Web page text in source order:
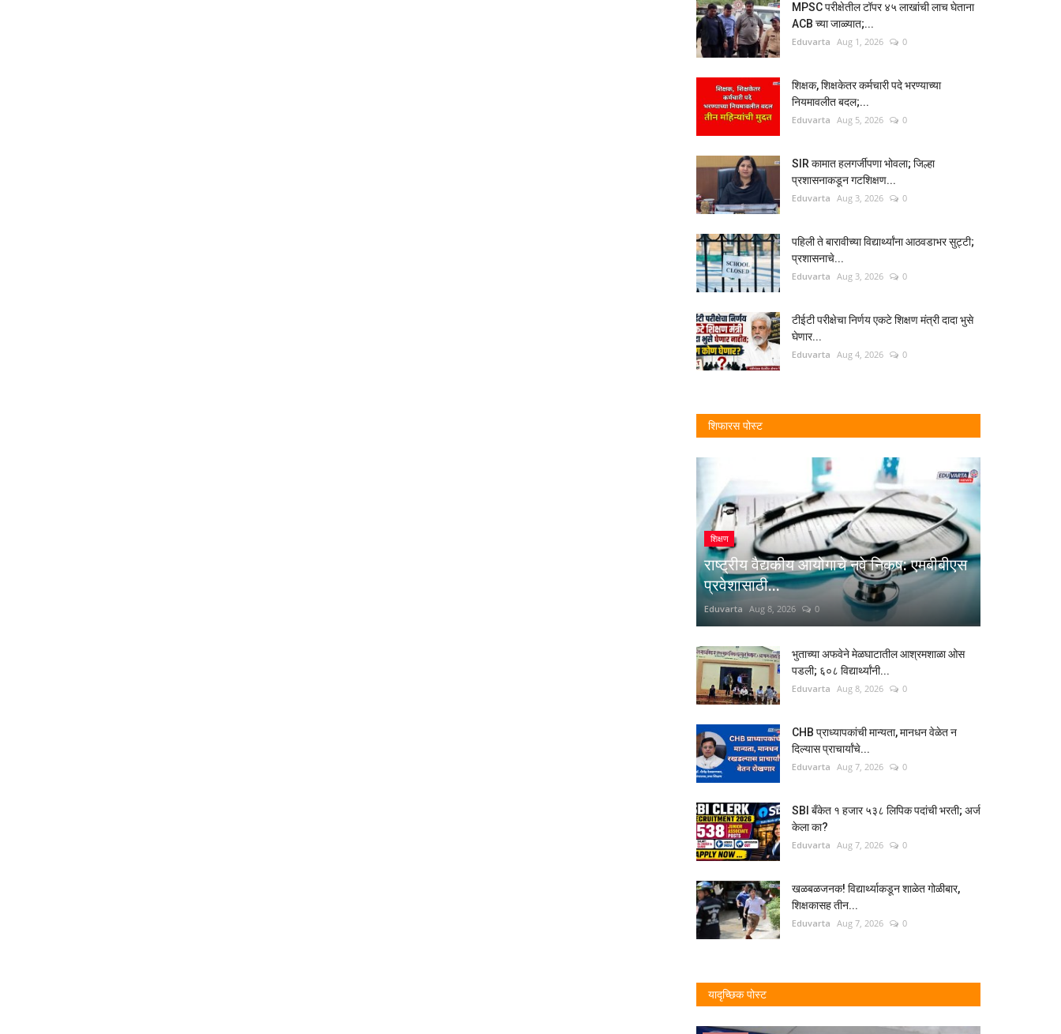
MPSC परीक्षेतील टॉपर ४५ लाखांची लाच घेताना
ACB च्या जाळ्यात;...
Eduvarta Aug 1, 2026 0
शिक्षक, शिक्षकेतर कर्मचारी पदे भरण्याच्या
नियमावलीत बदल;...
Eduvarta Aug 5, 2026 0
SIR कामात हलगर्जीपणा भोवला; जिल्हा
प्रशासनाकडून गटशिक्षण...
Eduvarta Aug 3, 2026 0
पहिली ते बारावीच्या विद्यार्थ्यांना आठवडाभर सुट्टी;
प्रशासनाचे...
Eduvarta Aug 3, 2026 0
टीईटी परीक्षेचा निर्णय एकटे शिक्षण मंत्री दादा भुसे
घेणार...
Eduvarta Aug 4, 2026 0
शिफारस पोस्ट
शिक्षण
राष्ट्रीय वैद्यकीय आयोगाचे नवे निकष: एमबीबीएस
प्रवेशासाठी...
Eduvarta Aug 8, 2026 0
भुताच्या अफवेने मेळघाटातील आश्रमशाळा ओस
पडली; ६०८ विद्यार्थ्यांनी...
Eduvarta Aug 8, 2026 0
CHB प्राध्यापकांची मान्यता, मानधन वेळेत न
दिल्यास प्राचार्यांचे...
Eduvarta Aug 7, 2026 0
SBI बँकेत १ हजार ५३८ लिपिक पदांची भरती; अर्ज
केला का?
Eduvarta Aug 7, 2026 0
खळबळजनक! विद्यार्थ्याकडून शाळेत गोळीबार,
शिक्षकासह तीन...
Eduvarta Aug 7, 2026 0
यादृच्छिक पोस्ट